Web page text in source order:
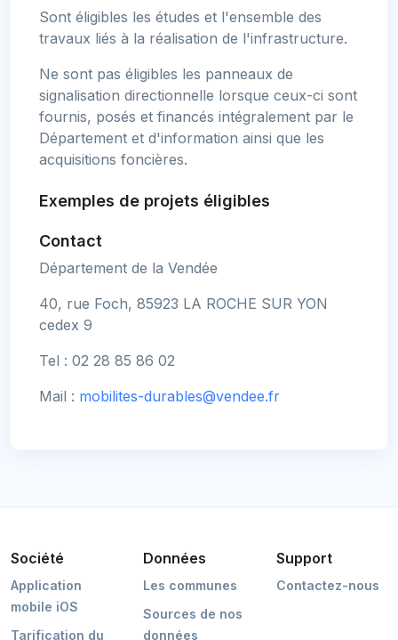
Sont éligibles les études et l'ensemble des
travaux liés à la réalisation de l'infrastructure.
Ne sont pas éligibles les panneaux de
signalisation directionnelle lorsque ceux-ci sont
fournis, posés et financés intégralement par le
Département et d'information ainsi que les
acquisitions foncières.
Exemples de projets éligibles
Contact
Département de la Vendée
40, rue Foch, 85923 LA ROCHE SUR YON
cedex 9
Tel : 02 28 85 86 02
Mail : mobilites-durables@vendee.fr
Société
Application
mobile iOS
Tarification du
Données
Les communes
Sources de nos
données
Support
Contactez-nous